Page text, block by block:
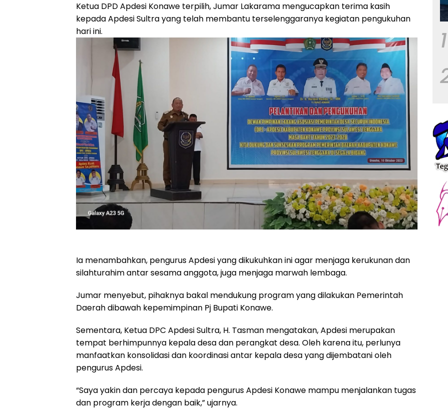
Ketua DPD Apdesi Konawe terpilih, Jumar Lakarama mengucapkan terima kasih
kepada Apdesi Sultra yang telah membantu terselenggaranya kegiatan pengukuhan
hari ini.
Ia menambahkan, pengurus Apdesi yang dikukuhkan ini agar menjaga kerukunan dan
silahturahim antar sesama anggota, juga menjaga marwah lembaga.
Jumar menyebut, pihaknya bakal mendukung program yang dilakukan Pemerintah
Daerah dibawah kepemimpinan Pj Bupati Konawe.
Sementara, Ketua DPC Apdesi Sultra, H. Tasman mengatakan, Apdesi merupakan
tempat berhimpunnya kepala desa dan perangkat desa. Oleh karena itu, perlunya
manfaatkan konsolidasi dan koordinasi antar kepala desa yang dijembatani oleh
pengurus Apdesi.
“Saya yakin dan percaya kepada pengurus Apdesi Konawe mampu menjalankan tugas
dan program kerja dengan baik,” ujarnya.
1